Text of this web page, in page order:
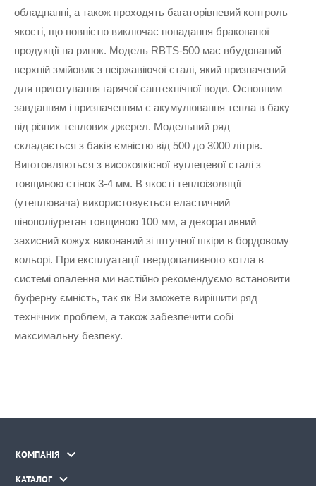
обладнанні, а також проходять багаторівневий контроль
якості, що повністю виключає попадання бракованої
продукції на ринок. Модель RBTS-500 має вбудований
верхній змійовик з неіржавіючої сталі, який призначений
для приготування гарячої сантехнічної води. Основним
завданням і призначенням є акумулювання тепла в баку
від різних теплових джерел. Модельний ряд
складається з баків ємністю від 500 до 3000 літрів.
Виготовляються з високоякісної вуглецевої сталі з
товщиною стінок 3-4 мм. В якості теплоізоляції
(утеплювача) використовується еластичний
пінополіуретан товщиною 100 мм, а декоративний
захисний кожух виконаний зі штучної шкіри в бордовому
кольорі. При експлуатації твердопаливного котла в
системі опалення ми настійно рекомендуємо встановити
буферну ємність, так як Ви зможете вирішити ряд
технічних проблем, а також забезпечити собі
максимальну безпеку.
КОМПАНІЯ 
КАТАЛОГ 